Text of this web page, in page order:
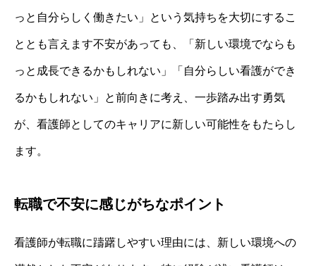
っと自分らしく働きたい」という気持ちを大切にするこ
ととも言えます不安があっても、「新しい環境でならも
っと成長できるかもしれない」「自分らしい看護ができ
るかもしれない」と前向きに考え、一歩踏み出す勇気
が、看護師としてのキャリアに新しい可能性をもたらし
ます。
転職で不安に感じがちなポイント
看護師が転職に躊躇しやすい理由には、新しい環境への